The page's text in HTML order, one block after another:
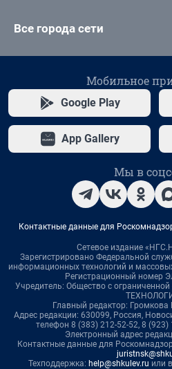
Все города сети
Мобильное
Google Play
App Gallery
Мы в
Контактные данные для
Сетевое издание
Зарегистрировано Федеральной
информационных технологий и
Регистрационный номер
Учредитель: Общество с
Главный редактор: Громкова
Адрес редакции: 630099, Россия,
телефон 8 (383) 212-52-52, 8 (923)
Электронный адрес
Контактные данные для
Техподдержка: help@shkulev.ru или